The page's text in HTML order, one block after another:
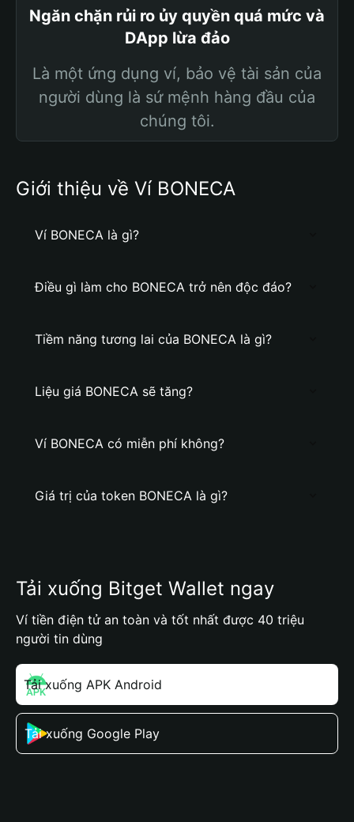
Ngăn chặn rủi ro ủy quyền quá mức và
DApp lừa đảo
Là một ứng dụng ví, bảo vệ tài sản của
người dùng là sứ mệnh hàng đầu của
chúng tôi.
Giới thiệu về Ví BONECA
Ví BONECA là gì?
Điều gì làm cho BONECA trở nên độc đáo?
Tiềm năng tương lai của BONECA là gì?
Liệu giá BONECA sẽ tăng?
Ví BONECA có miễn phí không?
Giá trị của token BONECA là gì?
Tải xuống Bitget Wallet ngay
Ví tiền điện tử an toàn và tốt nhất được 40 triệu
người tin dùng
Tải xuống APK Android
Tải xuống Google Play